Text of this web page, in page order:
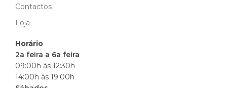
Contactos
Loja
Horário
2a feira a 6a feira
09:00h às 12:30h
14:00h às 19:00h